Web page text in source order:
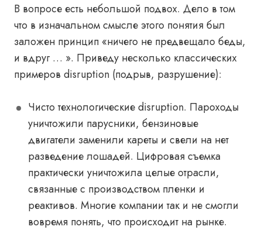
В вопросе есть небольшой подвох. Дело в том
что в изначальном смысле этого понятия был
заложен принцип «ничего не предвещало беды,
и вдруг … ». Приведу несколько классических
примеров disruption (подрыв, разрушение):
Чисто технологические disruption. Пароходы
уничтожили парусники, бензиновые
двигатели заменили кареты и свели на нет
разведение лошадей. Цифровая съемка
практически уничтожила целые отрасли,
связанные с производством пленки и
реактивов. Многие компании так и не смогли
вовремя понять, что происходит на рынке.